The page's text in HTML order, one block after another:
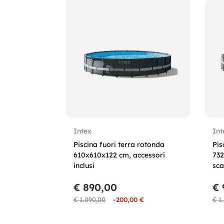
Intex
Piscina fuori terra rotonda
610x610x122 cm, accessori
inclusi
€ 1.090,00 -200,00 €
€ 890,00
€
€